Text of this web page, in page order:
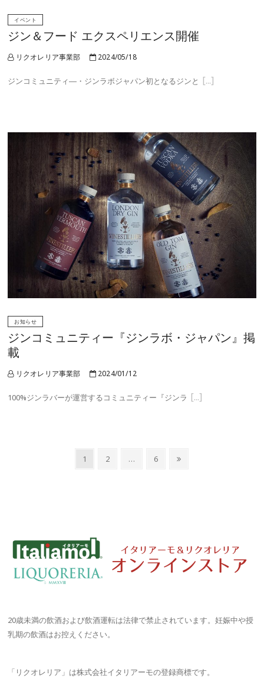
イベント
ジン＆フード エクスペリエンス開催
リクオレリア事業部 2024/05/18
ジンコミュニティ―・ジンラボジャパン初となるジンと
お知らせ
ジンコミュニティー『ジンラボ・ジャパン』掲
載
リクオレリア事業部 2024/01/12
100%ジンラバーが運営するコミュニティー『ジンラ
ー
シ
Page
1 Page
2 … Page
6
Next
20歳未満の飲酒および飲酒運転は法律で禁止されています。妊娠中や授
乳期の飲酒はお控えください。
「リクオレリア」は株式会社イタリアーモの登録商標です。